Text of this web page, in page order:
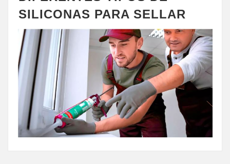
SILICONAS PARA SELLAR